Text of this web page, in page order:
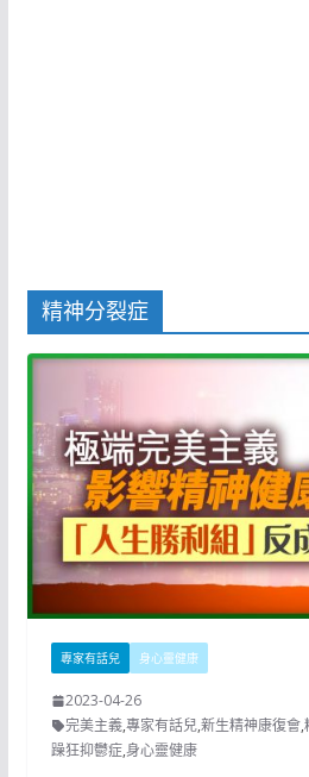
精神分裂症
專家有話兒 身心靈健康
2023-04-26
完美主義,專家有話兒,新生精神康復會,
躁狂抑鬱症,身心靈健康